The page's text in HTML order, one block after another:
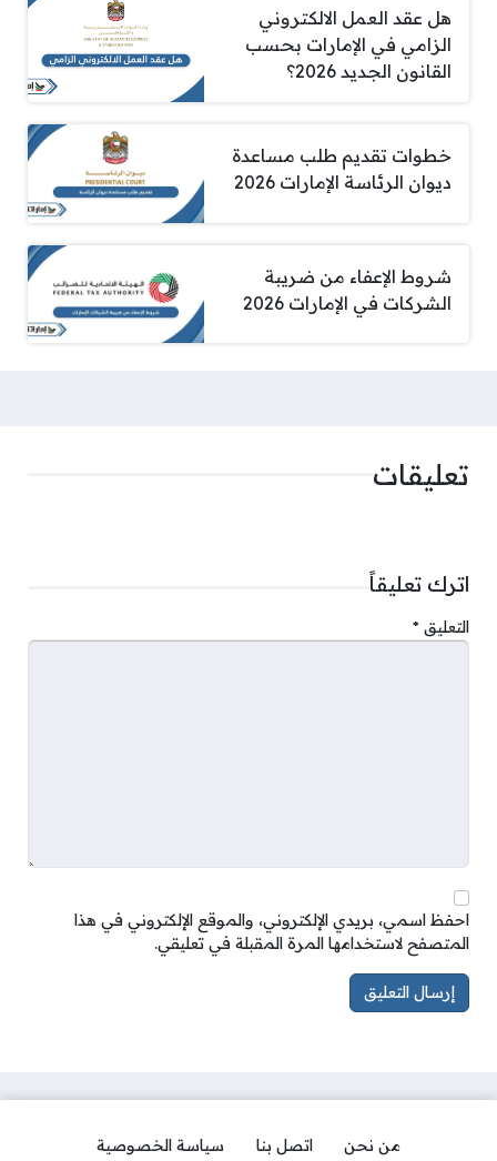
هل عقد العمل الالكتروني
الزامي في الإمارات بحسب
القانون الجديد 2026؟
خطوات تقديم طلب مساعدة
ديوان الرئاسة الإمارات 2026
شروط الإعفاء من ضريبة
الشركات في الإمارات 2026
تعليقات
اترك تعليقاً
التعليق *
احفظ اسمي، بريدي الإلكتروني، والموقع الإلكتروني في هذا
المتصفح لاستخدامها المرة المقبلة في تعليقي.
من نحن اتصل بنا سياسة الخصوصية